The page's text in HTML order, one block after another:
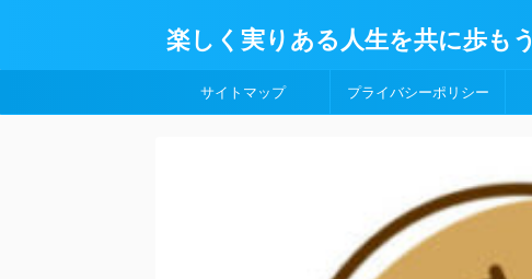
楽しく実りある人生を共に歩もう
サイトマップ プライバシーポリシー